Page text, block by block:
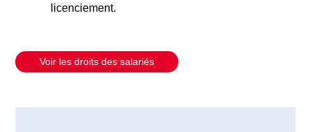
licenciement.
Voir les droits des salariés